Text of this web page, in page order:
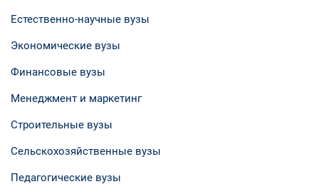
Естественно-научные вузы
Экономические вузы
Финансовые вузы
Менеджмент и маркетинг
Строительные вузы
Сельскохозяйственные вузы
Педагогические вузы